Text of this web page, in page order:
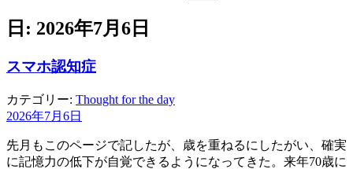
日: 2026年7月6日
スマホ認知症
カテゴリー: Thought for the day
2026年7月6日
先月もこのページで記したが、歳を重ねるにしたがい、確実
に記憶力の低下が自覚できるようになってきた。来年70歳に